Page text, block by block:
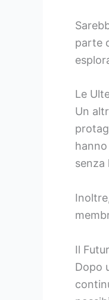
parte
Le
Un
senza
Il
Dopo